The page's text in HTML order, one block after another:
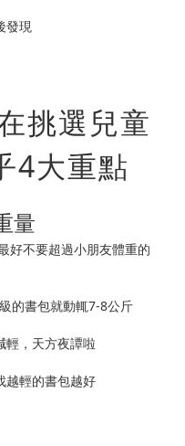
發現
挑選兒童
4大重點
量
好不要超過小朋友體重的
的書包就動輒7-8公斤
輕，天方夜譚啦
越輕的書包越好